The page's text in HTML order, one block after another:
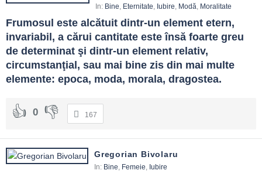
In: Bine, Eternitate, Iubire, Modă, Moralitate
Frumosul este alcătuit dintr-un element etern,
invariabil, a cărui cantitate este însă foarte greu
de determinat şi dintr-un element relativ,
circumstanţial, sau mai bine zis din mai multe
elemente: epoca, moda, morala, dragostea.
0 167
Gregorian Bivolaru
In: Bine, Femeie, Iubire